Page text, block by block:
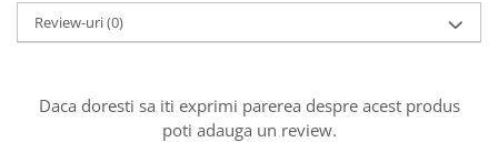
Review-uri(0)
Daca doresti sa iti exprimi parerea despre acest produs
poti adauga un review.